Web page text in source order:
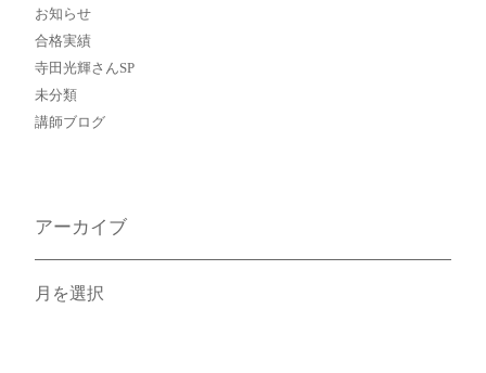
お知らせ
合格実績
寺田光輝さんSP
未分類
講師ブログ
アーカイブ
ア